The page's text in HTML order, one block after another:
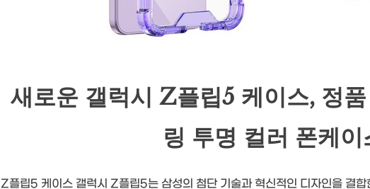
새로운 갤럭시 Z플립5 케이스, 정
링 투명 컬러 폰케이
Z플립5 케이스 갤럭시 Z플립5는 삼성의 첨단 기술과 혁신적인 디자인을 결합